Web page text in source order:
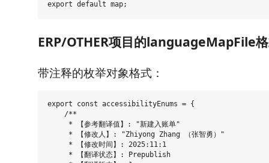
ERP/OTHER项目的languageMapFile
带注释的枚举对象格式：
export const accessibilityEnums = {
    /**
     * 【参考翻译值】: "新建入账单"
     * 【修改人】: "Zhiyong Zhang （张智勇）"
     * 【修改时间】: 2025:11:1
     * 【翻译状态】: Prepublish